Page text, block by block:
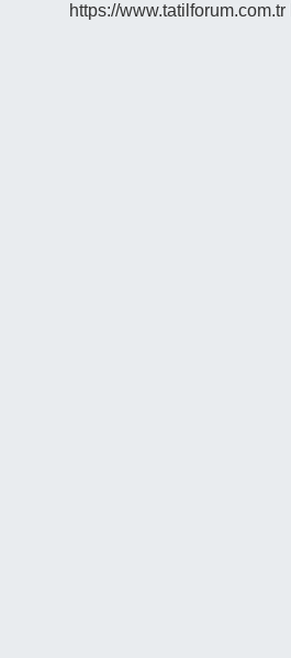
https://www.tatilforum.com.tr